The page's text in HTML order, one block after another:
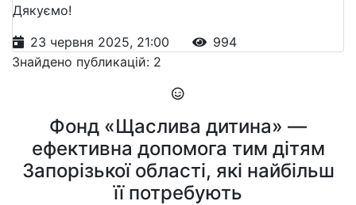
Дякуємо!
23 червня 2025, 21:00
994
Знайдено публикацій: 2
Фонд «Щаслива дитина» —
ефективна допомога тим дітям
Запорізької області, які найбільш
її потребують